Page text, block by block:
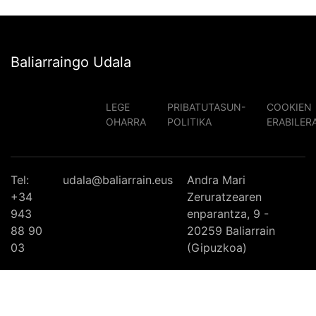
Baliarraingo Udala
LEGE
OHARRA
PRIBATUTASUN-
POLITIKA
COOKIEN
Tel:
+34
943
88 90
03
udala@baliarrain.eus
Andra Mari
Zeruratzearen
enparantza, 9 -
20259 Baliarrain
(Gipuzkoa)